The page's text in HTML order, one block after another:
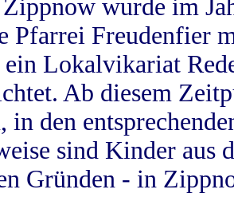
wurde im
Pfarrei Freudenfier
ein Lokalvikariat
Ab diesem
in den
sind Kinder aus
Gründen - in